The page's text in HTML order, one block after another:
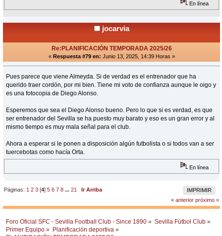
En línea
jocarvia
Re:PLANIFICACIÓN TEMPORADA 2025/26
« Respuesta #79 en: Junio 13, 2025, 14:39 Horas »
Pues parece que viene Almeyda. Si de verdad es el entrenador que ha
querido traer cordón, por mi bien. Tiene mi voto de confianza aunque le oigo y
es una fotocopia de Diego Alonso.
Esperemos que sea el Diego Alonso bueno. Pero lo que si es verdad, es que
ser entrenador del Sevilla se ha puesto muy barato y eso es un gran error y al
mismo tiempo es muy mala señal para el club.
Ahora a esperar si le ponen a disposición algún futbolista o si todos van a ser
tuercebotas como hacía Orta.
En línea
IMPRIMIR
Páginas: 1 2 3 [4]5 6 7 8 ...21
Ir Arriba
« anterior próximo »
Foro Oficial SFC - Sevilla Football Club - Since 1890 » Sevilla Fútbol Club »
Primer Equipo » Planificación deportiva »